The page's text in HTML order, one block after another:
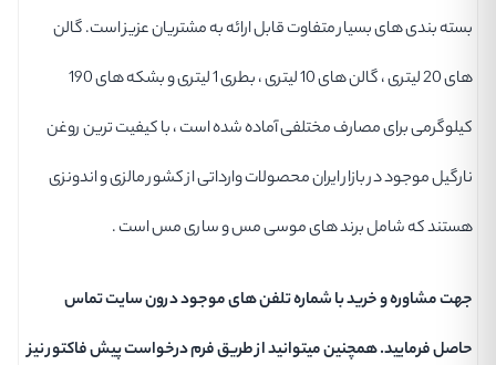
بسته بندی های بسیار متفاوت قابل ارائه به مشتریان عزیز است. گالن
های 20 لیتری ، گالن های 10 لیتری ، بطری 1 لیتری و بشکه های 190
کیلوگرمی برای مصارف مختلفی آماده شده است ، با کیفیت ترین روغن
نارگیل موجود در بازار ایران محصولات وارداتی از کشور مالزی و اندونزی
هستند که شامل برند های موسی مس و ساری مس است .
جهت مشاوره و خرید با شماره تلفن های موجود درون سایت تماس
حاصل فرمایید. همچنین میتوانید از طریق فرم درخواست پیش فاکتور نیز